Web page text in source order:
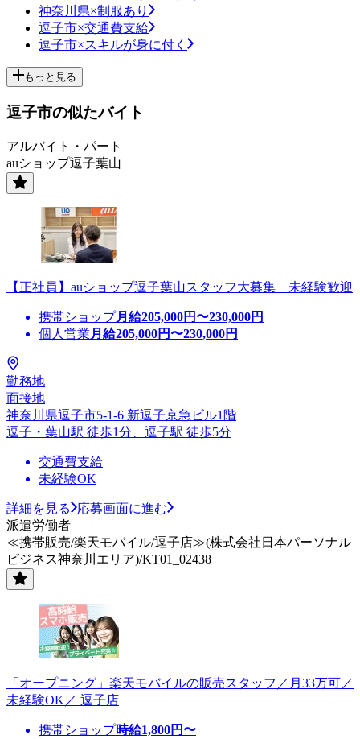
神奈川県×制服あり
逗子市×交通費支給
逗子市×スキルが身に付く
もっと見る
逗子市の似たバイト
アルバイト・パート
auショップ逗子葉山
【正社員】auショップ逗子葉山スタッフ大募集 未経験歓迎
携帯ショップ月給205,000円〜230,000円
個人営業 月給205,000円〜230,000円
勤務地
面接地
神奈川県逗子市5-1-6 新逗子京急ビル1階
逗子・葉山駅 徒歩1分、逗子駅 徒歩5分
交通費支給
未経験OK
詳細を見る
応募画面に進む
派遣労働者
≪携帯販売/楽天モバイル/逗子店≫(株式会社日本パーソナル
ビジネス神奈川エリア)/KT01_02438
「オープニング」楽天モバイルの販売スタッフ／月33万可／
未経験OK／ 逗子店
携帯ショップ時給1,800円〜